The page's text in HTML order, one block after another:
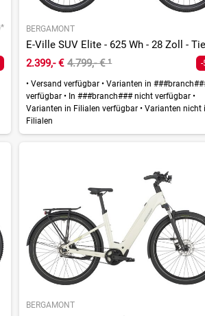
BERGAMONT
2.399,- € 4.799,- €¹ -
• Versand verfügbar• Varianten in
verfügbar• In ###branch### nicht verfügbar•
Varianten in Filialen verfügbar• Varianten nicht
Filialen
BERGAMONT